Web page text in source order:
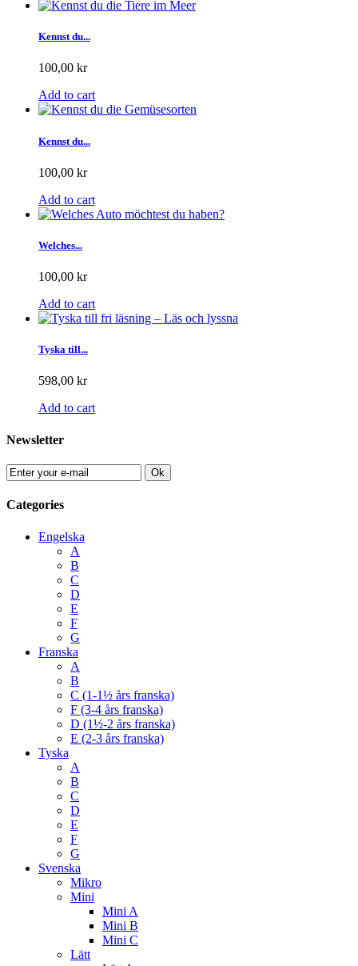
Kennst du...
100,00 kr
Add to cart
Kennst du...
100,00 kr
Add to cart
Welches...
100,00 kr
Add to cart
Tyska till...
598,00 kr
Add to cart
Newsletter
Ok
Categories
Engelska
A
B
C
D
E
F
G
Franska
A
B
C (1-1½ års franska)
F (3-4 års franska)
D (1½-2 års franska)
E (2-3 års franska)
Tyska
A
B
C
D
E
F
G
Svenska
Mikro
Mini
Mini A
Mini B
Mini C
Lätt